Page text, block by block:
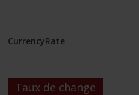
CurrencyRate
Taux de change